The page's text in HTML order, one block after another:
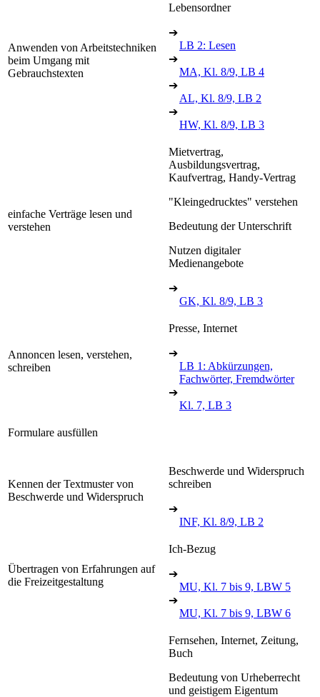
Anwenden von Arbeitstechniken
beim Umgang mit
Gebrauchstexten
Lebensordner
➔
LB 2: Lesen
➔
MA, Kl. 8/9, LB 4
➔
AL, Kl. 8/9, LB 2
➔
HW, Kl. 8/9, LB 3
einfache Verträge lesen und
verstehen
Mietvertrag,
Ausbildungsvertrag,
Kaufvertrag, Handy-Vertrag
"Kleingedrucktes" verstehen
Bedeutung der Unterschrift
Nutzen digitaler
Medienangebote
➔
GK, Kl. 8/9, LB 3
Annoncen lesen, verstehen,
schreiben
Presse, Internet
➔
LB 1: Abkürzungen,
Fachwörter, Fremdwörter
➔
Kl. 7, LB 3
Formulare ausfüllen
Kennen der Textmuster von
Beschwerde und Widerspruch
Beschwerde und Widerspruch
schreiben
➔
INF, Kl. 8/9, LB 2
Übertragen von Erfahrungen auf
die Freizeitgestaltung
Ich-Bezug
➔
MU, Kl. 7 bis 9, LBW 5
➔
MU, Kl. 7 bis 9, LBW 6
Fernsehen, Internet, Zeitung,
Buch
Bedeutung von Urheberrecht
und geistigem Eigentum